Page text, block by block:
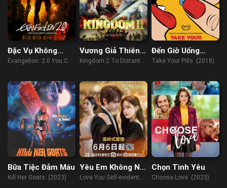
Đặc Vụ Không
Gian: Không Lùi
Evangelion: 2.0 You Can
Vương Giả Thiên
Hạ 2: Đại Địa Viễn
Kingdom 2 To Distant
Daichi E) (2022)
Đến Giờ Uống
Thuốc
Take Your Pills (2018)
Bữa Tiệc Đẫm Máu
Kill Her Goats (2023)
Yêu Em Không Nói
Cũng Hiểu
Love You Self-evident
Chọn Tình Yêu
Choose Love (2023)